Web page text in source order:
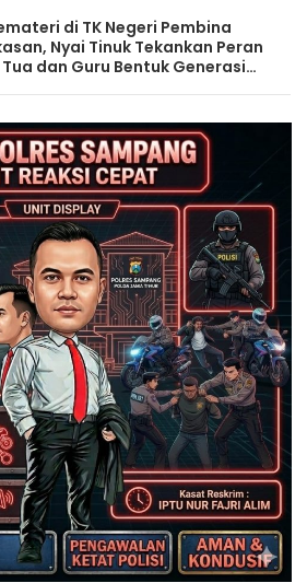
di TK Negeri Pembina
Nyai Tinuk Tekankan Peran
dan Guru Bentuk Generasi